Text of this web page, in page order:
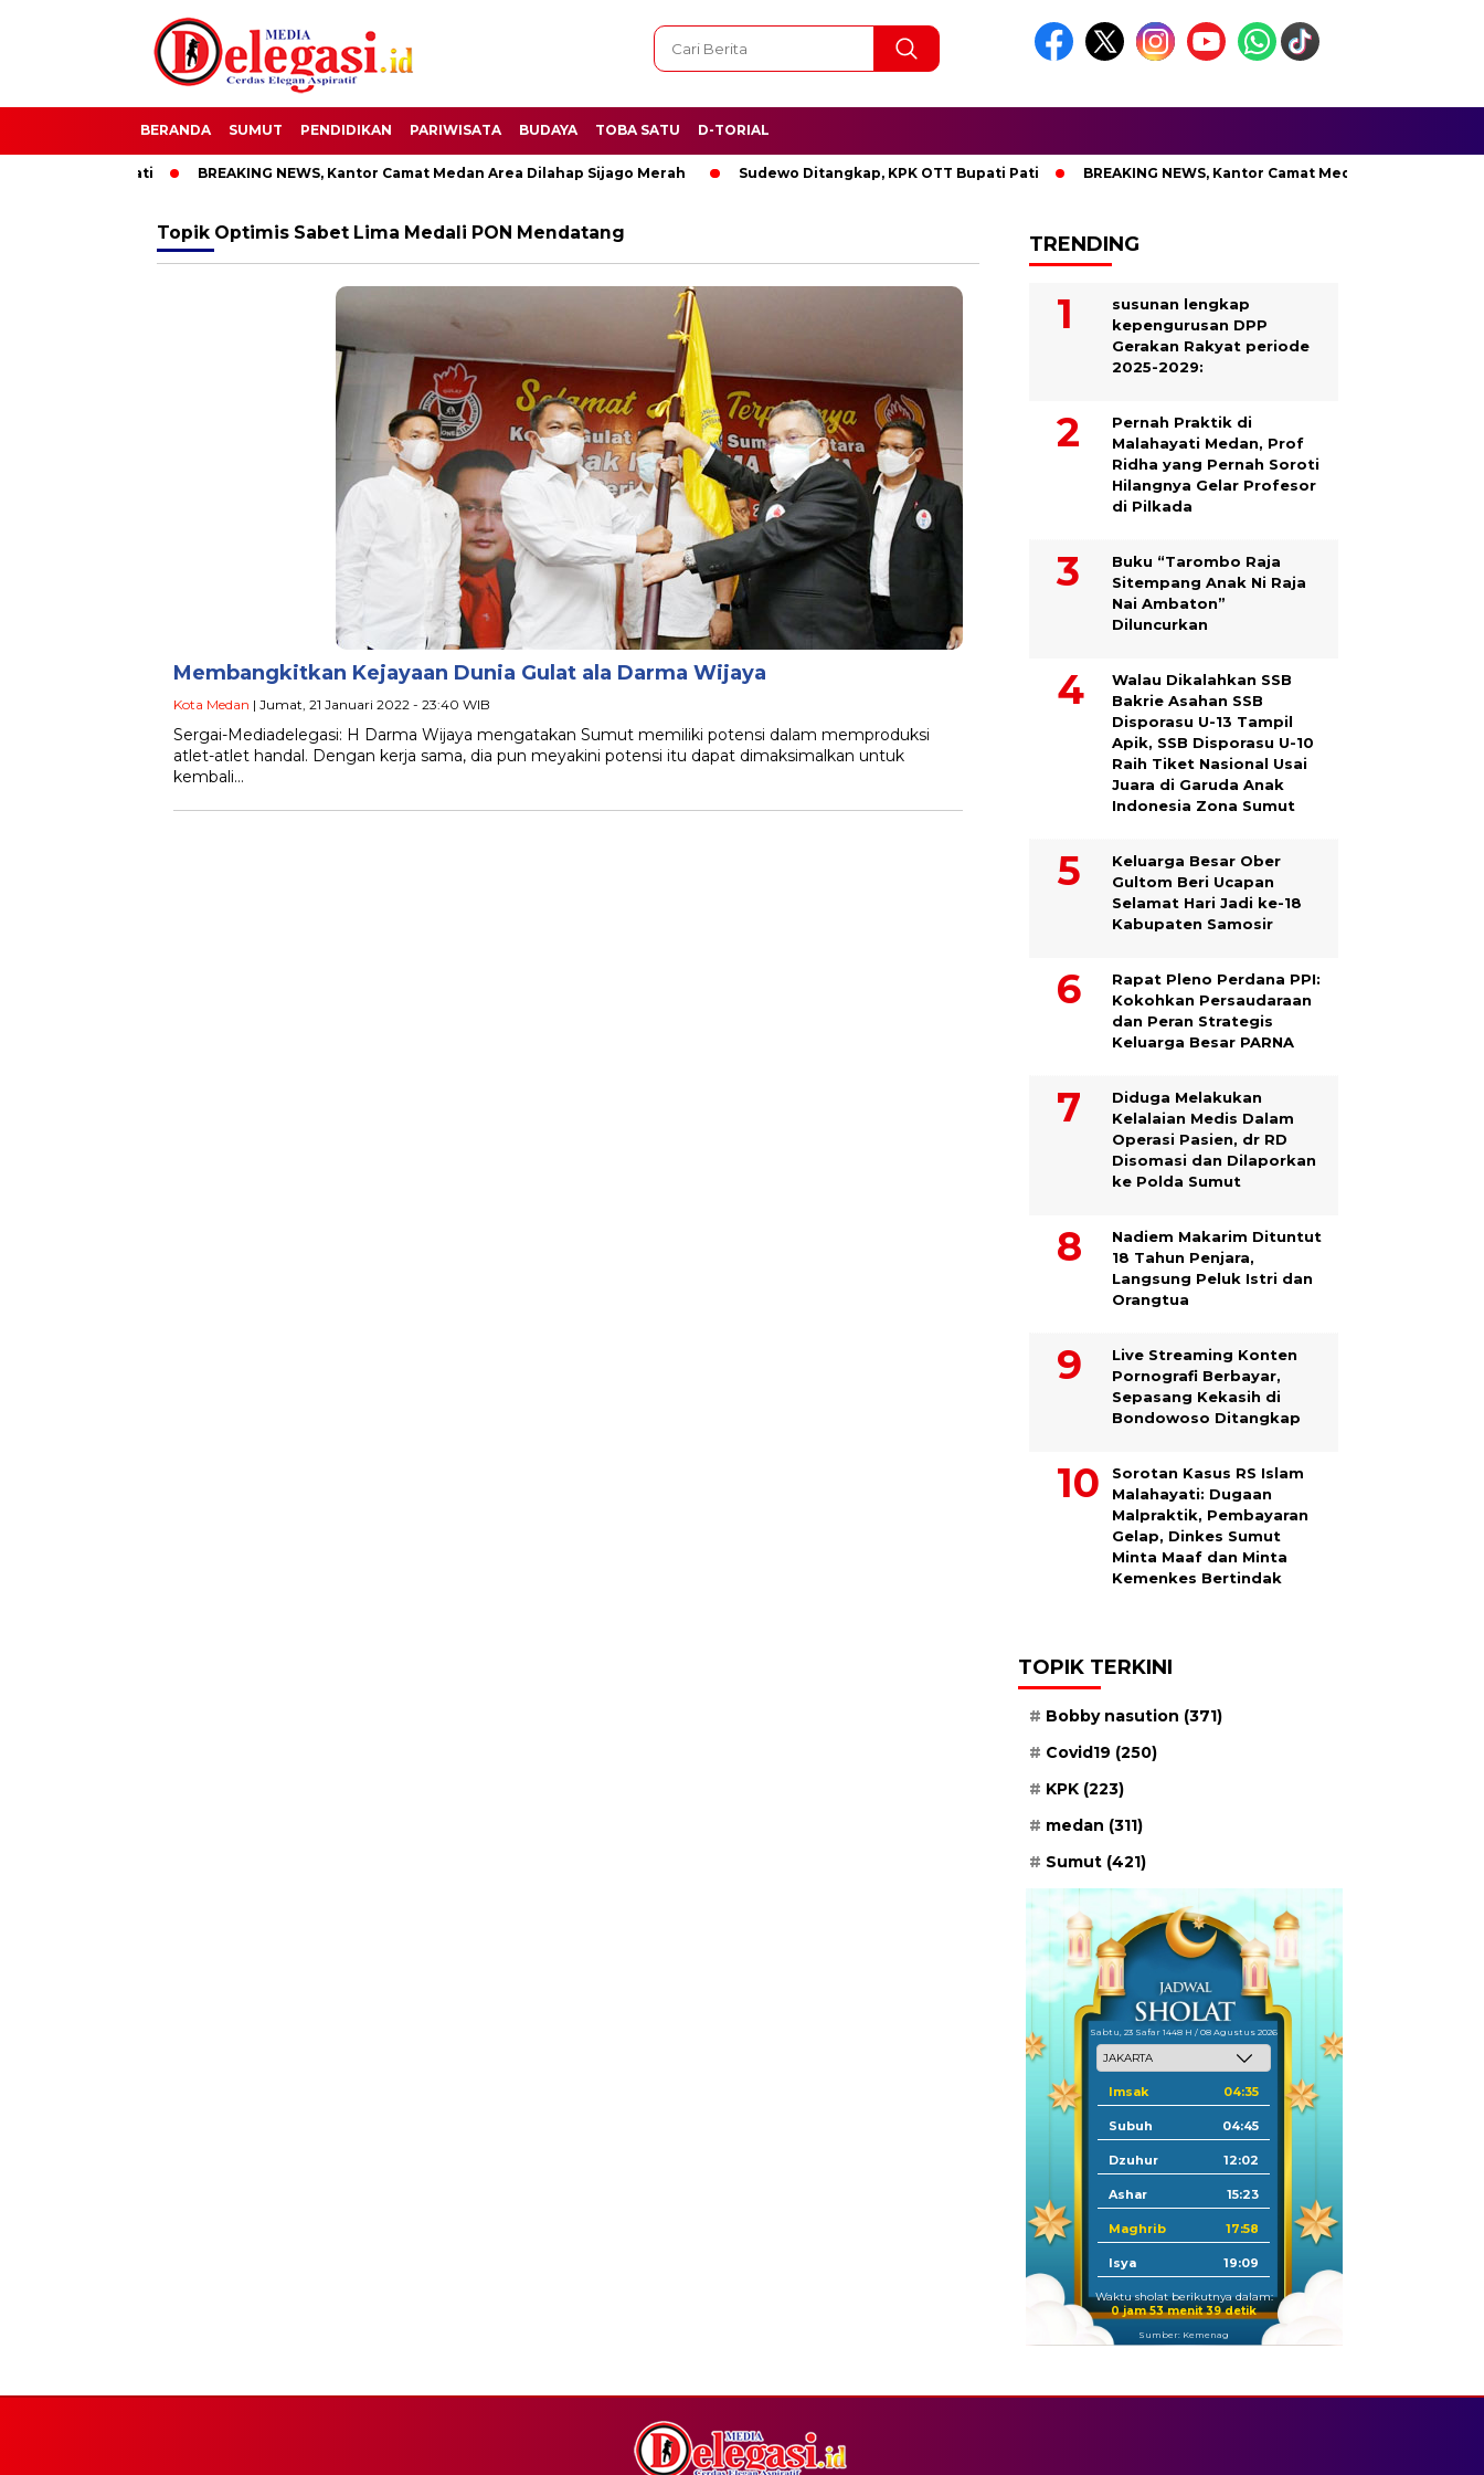
BERANDA SUMUT PENDIDIKAN PARIWISATA BUDAYA TOBA SATU D-TORIAL
BREAKING NEWS, Kantor Camat Medan Area Dilahap Sijago Merah Sudewo Ditangkap, KPK OTT Bupati Pati BREAKING NEWS, Kantor Camat Medan Area Dilahap
Topik Optimis Sabet Lima Medali PON Mendatang
Membangkitkan Kejayaan Dunia Gulat ala Darma Wijaya
Kota Medan | Jumat, 21 Januari 2022 - 23:40 WIB
Sergai-Mediadelegasi: H Darma Wijaya mengatakan Sumut memiliki potensi dalam memproduksi
atlet-atlet handal. Dengan kerja sama, dia pun meyakini potensi itu dapat dimaksimalkan untuk
kembali…
TRENDING
susunan lengkap
kepengurusan DPP
Gerakan Rakyat periode
2025-2029:
Pernah Praktik di
Malahayati Medan, Prof
Ridha yang Pernah Soroti
Hilangnya Gelar Profesor
di Pilkada
Buku “Tarombo Raja
Sitempang Anak Ni Raja
Nai Ambaton”
Diluncurkan
Walau Dikalahkan SSB
Bakrie Asahan SSB
Disporasu U-13 Tampil
Apik, SSB Disporasu U-10
Raih Tiket Nasional Usai
Juara di Garuda Anak
Indonesia Zona Sumut
Keluarga Besar Ober
Gultom Beri Ucapan
Selamat Hari Jadi ke-18
Kabupaten Samosir
Rapat Pleno Perdana PPI:
Kokohkan Persaudaraan
dan Peran Strategis
Keluarga Besar PARNA
Diduga Melakukan
Kelalaian Medis Dalam
Operasi Pasien, dr RD
Disomasi dan Dilaporkan
ke Polda Sumut
​Nadiem Makarim Dituntut
18 Tahun Penjara,
Langsung Peluk Istri dan
Orangtua
Live Streaming Konten
Pornografi Berbayar,
Sepasang Kekasih di
Bondowoso Ditangkap
Sorotan Kasus RS Islam
Malahayati: Dugaan
Malpraktik, Pembayaran
Gelap, Dinkes Sumut
Minta Maaf dan Minta
Kemenkes Bertindak
TOPIK TERKINI
Bobby nasution (371)
Covid19 (250)
KPK (223)
medan (311)
Sumut (421)
Sabtu, 23 Safar 1448 H / 08 Agustus 2026
Imsak 04:35
Subuh 04:45
Dzuhur 12:02
Ashar 15:23
Maghrib 17:58
Isya 19:09
Waktu sholat berikutnya dalam:
0 jam 53 menit 39 detik
Sumber: Kemenag